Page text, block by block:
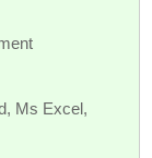
Ms Excel,